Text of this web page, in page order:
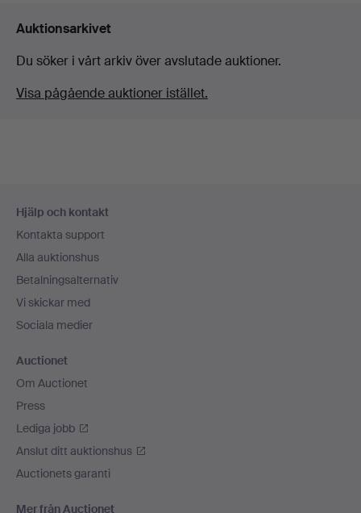
Auktionsarkivet
Du söker i vårt arkiv över avslutade auktioner.
Visa pågående auktioner istället.
Hjälp och kontakt
Kontakta support
Alla auktionshus
Betalningsalternativ
Vi skickar med
Sociala medier
Auctionet
Om Auctionet
Press
Lediga jobb
Anslut ditt auktionshus
Auctionets garanti
Mer från Auctionet